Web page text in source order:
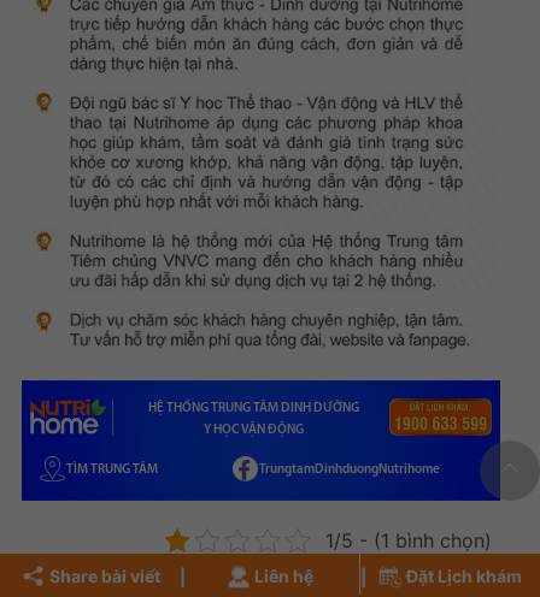
HỆ THỐNG TRUNG TÂM DINH DƯỠNG
Y HỌC VẬN ĐỘNG
TÌM TRUNG TÂM TrungtamDinhduongNutrihome
1/5 - (1 bình chọn)
Share bài viết Liên hệ Đặt Lịch khám